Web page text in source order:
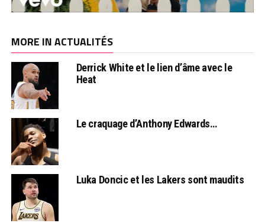
MORE IN ACTUALITÉS
Derrick White et le lien d’âme avec le
Heat
Le craquage d’Anthony Edwards…
Luka Doncic et les Lakers sont maudits